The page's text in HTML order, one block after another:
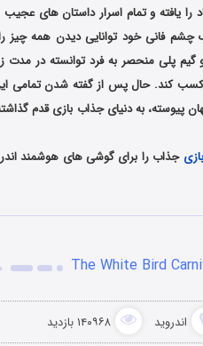
را یافته و تمام اسرار داستان های
فانی خود توانایی دیدن همه چیز
پلی منحصر به فرد توانسته در مدت
کسب کند. حال پس از گفته شدن تمامی
پیوسته، به دنیای جذاب بازی قدم
بازی
اندروید ۱۴۰۹۶۸ بازدید